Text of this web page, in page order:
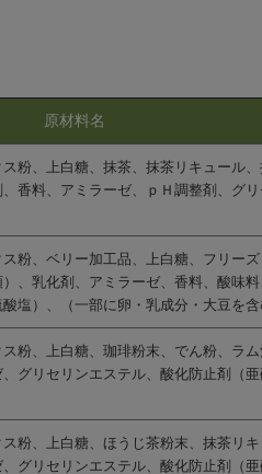
原材料名
粉、上白糖、抹茶、抹茶リキュール、
香料、アミラーゼ、ｐＨ調整剤、グ
粉、ベリー加工品、上白糖、フリー
、乳化剤、アミラーゼ、香料、酸味
塩）、（一部に卵・乳成分・大豆を含
粉、上白糖、珈琲粉末、でん粉、ラ
グリセリンエステル、酸化防止剤（
粉、上白糖、ほうじ茶粉末、抹茶リ
グリセリンエステル、酸化防止剤（